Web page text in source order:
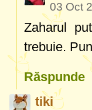
03 Oct
Zaharul
trebuie.
Răspunde
tiki